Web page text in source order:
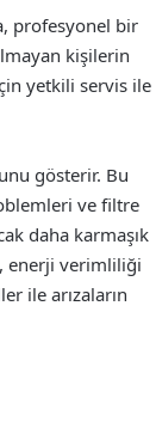
profesyonel bir
kişilerin
yetkili servis ile
gösterir. Bu
ve filtre
daha karmaşık
enerji verimliliği
ile arızaların